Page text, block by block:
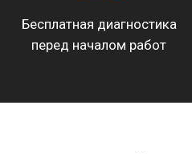
Бесплатная диагностика
перед началом работ